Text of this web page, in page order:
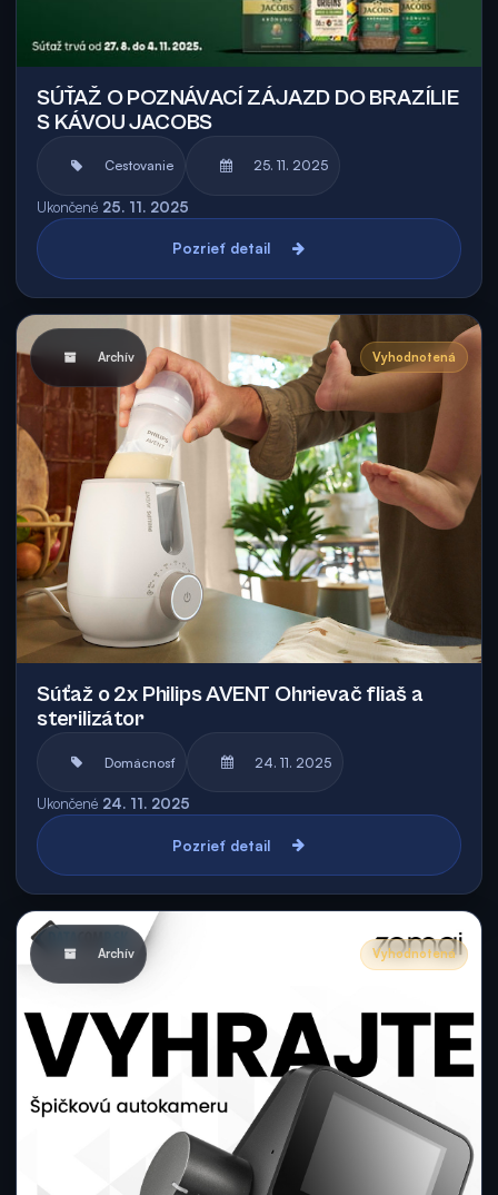
SÚŤAŽ O POZNÁVACÍ ZÁJAZD DO BRAZÍLIE
S KÁVOU JACOBS
Cestovanie 25. 11. 2025
Ukončené 25. 11. 2025
Pozrieť detail
Archív Vyhodnotená
Súťaž o 2x Philips AVENT Ohrievač fliaš a
sterilizátor
Domácnosť 24. 11. 2025
Ukončené 24. 11. 2025
Pozrieť detail
Archív Vyhodnotená